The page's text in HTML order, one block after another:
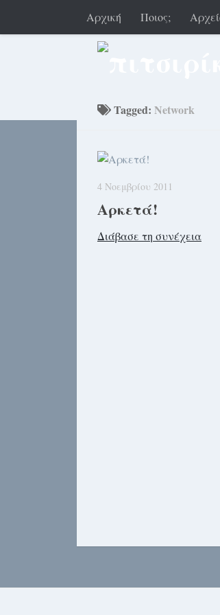
Αρχική Ποιος;
Tagged: Network
4 Νοεμβρίου 2011
Αρκετά!
Διάβασε τη συνέχεια